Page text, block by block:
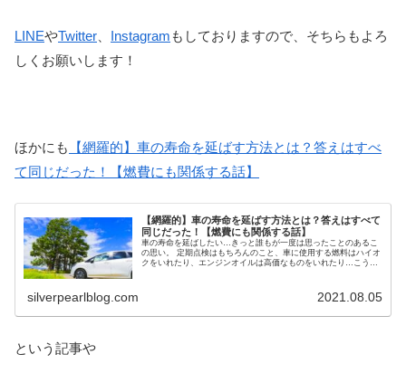
LINEやTwitter Instagram もしておりますので、そちらもよろ
しくお願いします！
ほかにも
【網羅的】車の寿命を延ばす方法とは？答えはすべ
て同じだった！【燃費にも関係する話】
【網羅的】車の寿命を延ばす方法とは？答えはすべて
同じだった！【燃費にも関係する話】
車の寿命を延ばしたい…きっと誰もが一度は思ったことのあるこ
の思い。 定期点検はもちろんのこと、車に使用する燃料はハイオ
クをいれたり、エンジンオイルは高価なものをいれたり…こうい
silverpearlblog.com 2021.08.05
という記事や